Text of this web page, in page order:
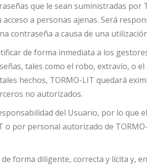
que le sean suministradas por
a personas ajenas. Será
contraseña a causa de una
de forma inmediata a los
tales como el robo, extravío, o
hechos, TORMO-LIT quedará
no autorizados.
del Usuario, por lo
por personal autorizado de
forma diligente, correcta y lícita y,